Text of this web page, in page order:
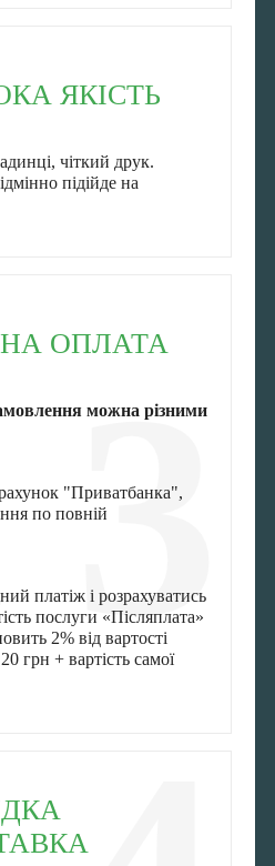
ЯКІСТЬ
чіткий друк.
підійде на
3
ОПЛАТА
можна різними
"Приватбанка",
по повній
платіж і розрахуватись
послуги «Післяплата»
2% від вартості
грн + вартість самої